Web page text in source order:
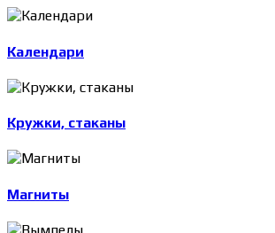
Календари
Кружки, стаканы
Магниты